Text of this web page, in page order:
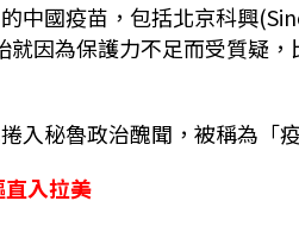
中國疫苗，包括北京科興
就因為保護力不足而受質疑
入秘魯政治醜聞，被稱為「
入拉美